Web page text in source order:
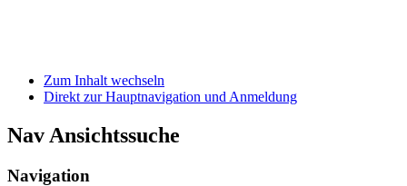
Zum Inhalt wechseln
Direkt zur Hauptnavigation und Anmeldung
Nav Ansichtssuche
Navigation